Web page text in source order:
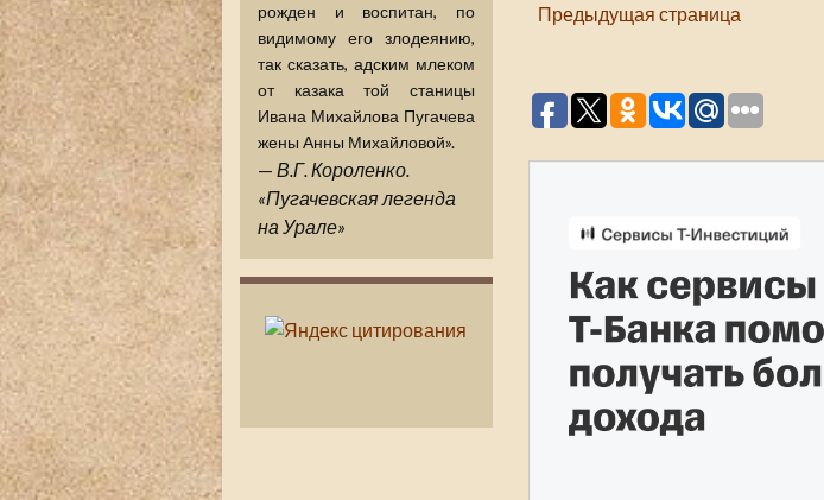
рожден и воспитан, по
видимому его злодеянию,
так сказать, адским млеком
от казака той станицы
Ивана Михайлова Пугачева
жены Анны Михайловой».
— В.Г. Короленко.
«Пугачевская легенда
на Урале»
Предыдущая страница